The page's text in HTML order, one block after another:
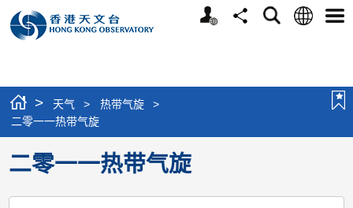
个
分
搜
语
选
> 天气 > 热带气旋
>
二零一一热带气旋
二零一一热带气旋